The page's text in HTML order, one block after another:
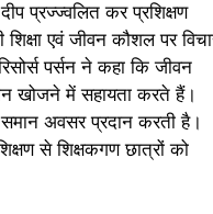
प्रज्ज्वलित कर प्रशिक्षण
एवं जीवन कौशल पर
पर्सन ने कहा कि जीवन
खोजने में सहायता करते हैं।
समान अवसर प्रदान करती है।
से शिक्षकगण छात्रों को